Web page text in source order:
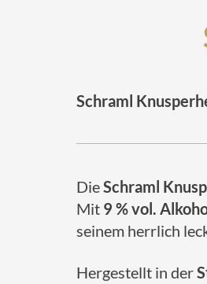
Schraml
DieSchraml
Mit 9 % vol.
seinem herrlich
Hergestellt in der